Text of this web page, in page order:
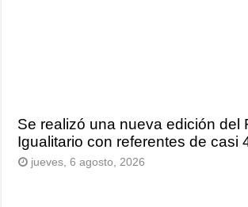
Se realizó una nueva edición del
Igualitario con referentes de casi
jueves, 6 agosto, 2026